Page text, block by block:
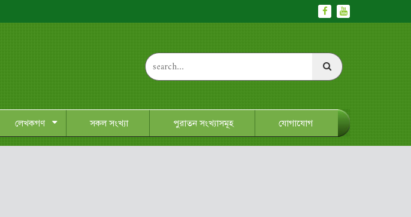
লেখকগণ সকল সংখ্যা পুরাতন সংখ্যাসমূহ যোগাযোগ